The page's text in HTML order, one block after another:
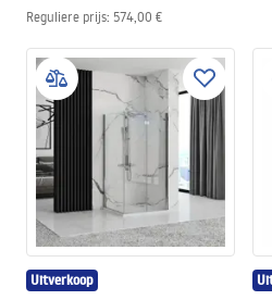
Reguliere prijs: 574,00 €
Uitverkoop